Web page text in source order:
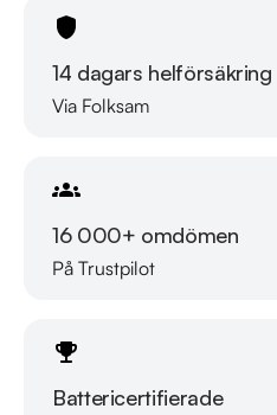
rekommenderar vi våra kunder
finansiering som passar just
försäkring kostnadsfritt i
information.
Telefontider:
Måndag - Söndag 08:00 -
Besökstider i butik:
Måndag - Fredag 09:00 - 19:00
Lördag 10:00 - 18:00
14 dagars helförsäkring
Via Folksam
16 000+ omdömen
På Trustpilot
Battericertifierade